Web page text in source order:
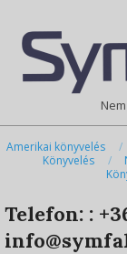
content
Navigation
Menu
Amerikai könyvelés
Könyvelés
Telefon: :